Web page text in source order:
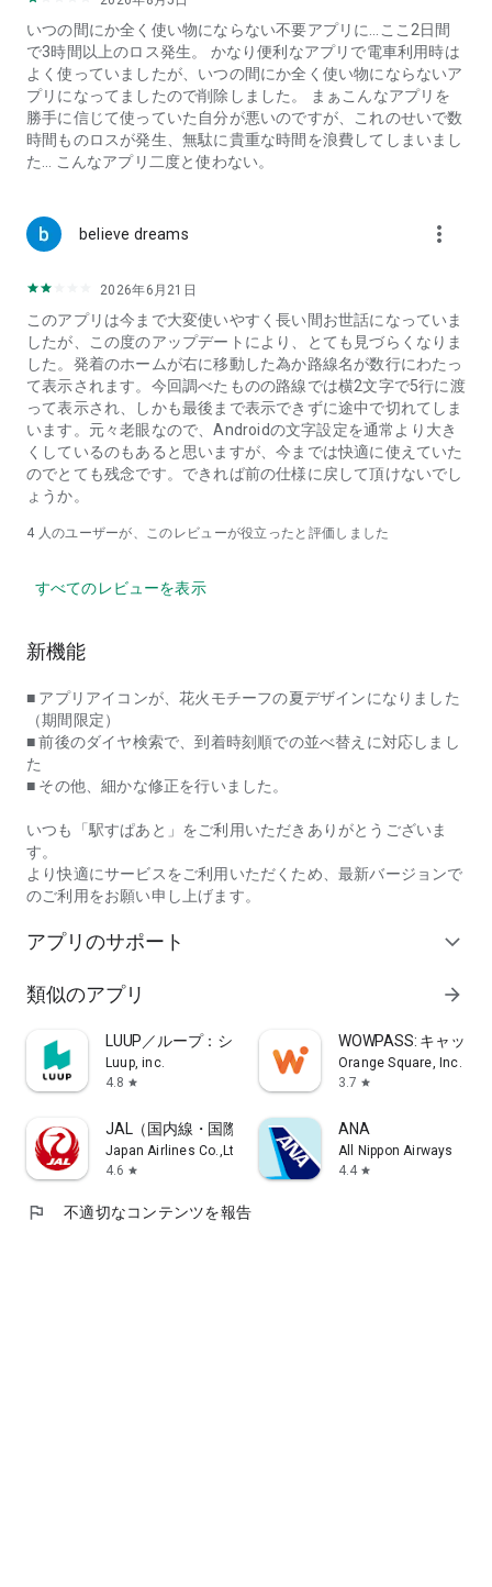
mobile.val.jp/ekispert/android/support/terms.html
◆ プライバシーポリシー
https://ekispert-
mobile.val.jp/ekispert/android/support/
いつの間にか全く使い物にならない不要アプリに…ここ2日間
で3時間以上のロス発生。 かなり便利なアプリで電車利用時は
よく使っていましたが、いつの間にか全く使い物にならないア
プリになってましたので削除しました。 まぁこんなアプリを
勝手に信じて使っていた自分が悪いのですが、これのせいで数
時間ものロスが発生、無駄に貴重な時間を浪費してしまいまし
た… こんなアプリ二度と使わない。
believe dreams more_vert
2026年6月21日
このアプリは今まで大変使いやすく長い間お世話になっていま
したが、この度のアップデートにより、とても見づらくなりま
した。発着のホームが右に移動した為か路線名が数行にわたっ
て表示されます。今回調べたものの路線では横2文字で5行に渡
って表示され、しかも最後まで表示できずに途中で切れてしま
います。元々老眼なので、Androidの文字設定を通常より大き
くしているのもあると思いますが、今までは快適に使えていた
のでとても残念です。できれば前の仕様に戻して頂けないでし
ょうか。
4 人のユーザーが、このレビューが役立ったと評価しました
すべてのレビューを表示
新機能
■ アプリアイコンが、花火モチーフの夏デザインになりました
（期間限定）
■ 前後のダイヤ検索で、到着時刻順での並べ替えに対応しまし
た
■ その他、細かな修正を行いました。
いつも「駅すぱあと」をご利用いただきありがとうございま
す。
より快適にサービスをご利用いただくため、最新バージョンで
のご利用をお願い申し上げます。
アプリのサポート expand_more
類似のアプリ arrow_forward
LUUP／ループ：シェアサイクル ＆電動キックボードシ
Luup, inc.
4.8 star
WOWPASS: キャッシ
Orange Square, Inc.
3.7 star
JAL（国内線・国際線）
Japan Airlines Co.,Ltd.
4.6 star
ANA
All Nippon Airways
4.4 star
flag 不適切なコンテンツを報告